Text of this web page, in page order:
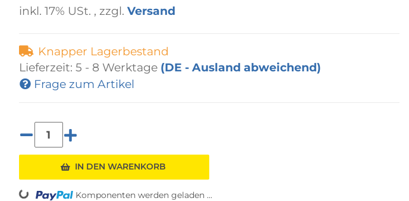
inkl. 17% USt. , zzgl. Versand
Knapper Lagerbestand
Lieferzeit: 5 - 8 Werktage (DE - Ausland abweichend)
Frage zum Artikel
IN DEN WARENKORB
Loading... Komponenten werden geladen ...